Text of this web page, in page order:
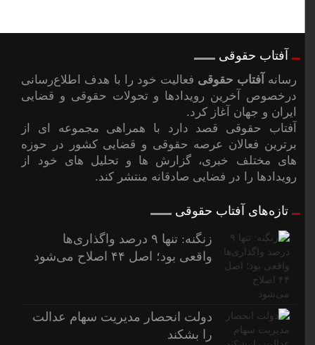
آفتاب حقوقی
رسانهآفتاب حقوقیفعالیت خود را با هدف اطلاع‌رسانی
درخصوص آخرین رویدادها و تحولات حقوقی و قضایی
ایران و جهان آغاز کرد.
آفتاب حقوقی قصد دارد با همراهی مجموعه ای از
برترین فعالان عرصه حقوقی و قضایی کشور در حوزه
های مختلف خبری، گزارش ها و تحلیل های خود از
رویدادها را در فضایی صادقانه منتشر کند.
تازه‌های آفتاب حقوقی
زنگنه: تنها ۹ درصد واگذاری‌ها
واقعی بود؛ اصل ۴۴ اصلاح می‌شود
دولت انحصار مدیریت سهام عدالت
را بشکند